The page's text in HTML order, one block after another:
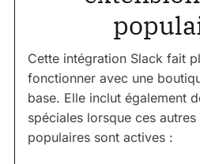
Cette intégration Slack fait
fonctionner avec une
base. Elle inclut également
spéciales lorsque ces
populaires sont actives :